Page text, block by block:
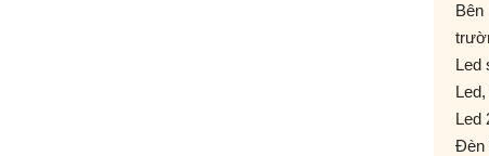
Led
Led
Đèn